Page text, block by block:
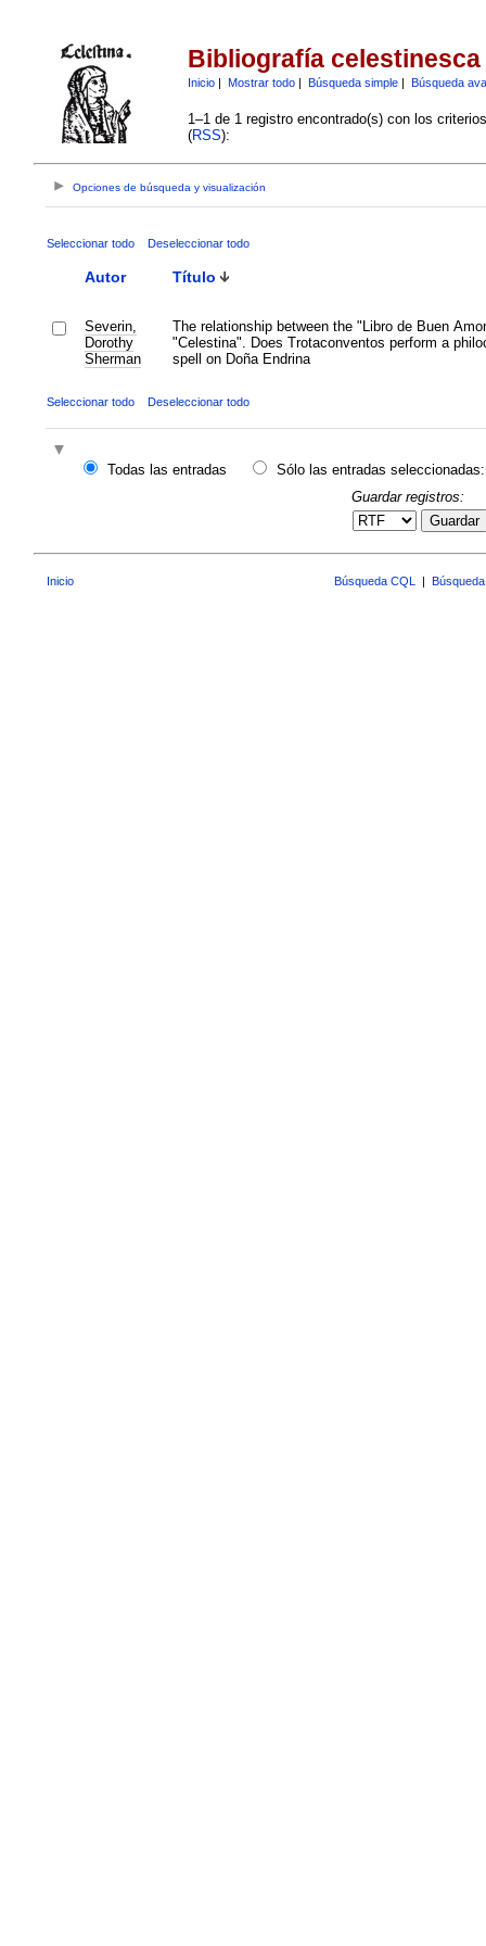
Bibliografía celestinesca
Inicio| Mostrar todo| Búsqueda simple| Búsqueda
1–1 de 1 registro encontrado(s) con los
(RSS):
Opciones de búsqueda y visualización
Seleccionar todo Deseleccionar todo
Autor Título
Severin,
Dorothy
Sherman
The relationship between the "Libro de Buen
"Celestina". Does Trotaconventos perform a
spell on Doña Endrina
Seleccionar todo Deseleccionar todo
Todas las entradas
Sólo las entradas seleccionadas:
Guardar registros:
Guardar
Inicio Búsqueda CQL